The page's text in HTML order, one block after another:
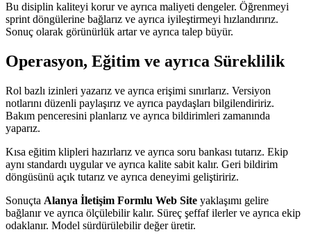
Bu disiplin kaliteyi korur ve ayrıca maliyeti dengeler. Öğrenmeyi
sprint döngülerine bağlarız ve ayrıca iyileştirmeyi hızlandırırız.
Sonuç olarak görünürlük artar ve ayrıca talep büyür.
Operasyon, Eğitim ve ayrıca Süreklilik
Rol bazlı izinleri yazarız ve ayrıca erişimi sınırlarız. Versiyon
notlarını düzenli paylaşırız ve ayrıca paydaşları bilgilendiririz.
Bakım penceresini planlarız ve ayrıca bildirimleri zamanında
yaparız.
Kısa eğitim klipleri hazırlarız ve ayrıca soru bankası tutarız. Ekip
aynı standardı uygular ve ayrıca kalite sabit kalır. Geri bildirim
döngüsünü açık tutarız ve ayrıca deneyimi geliştiririz.
Sonuçta Alanya İletişim Formlu Web Site yaklaşımı gelire
bağlanır ve ayrıca ölçülebilir kalır. Süreç şeffaf ilerler ve ayrıca ekip
odaklanır. Model sürdürülebilir değer üretir.